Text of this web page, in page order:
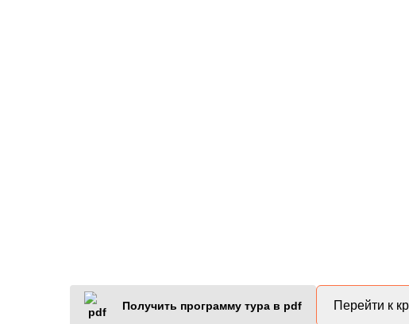
Получить программу тура в pdf Перейти к